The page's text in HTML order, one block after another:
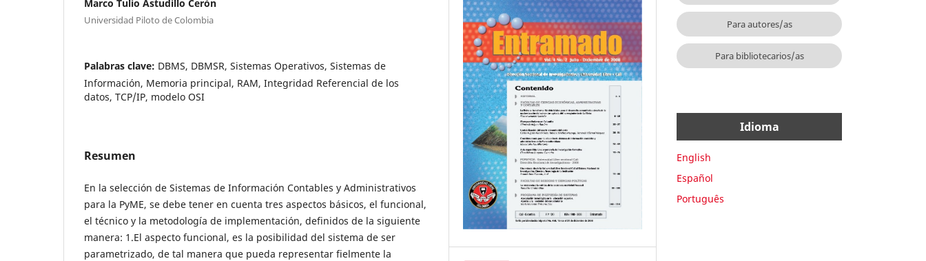
Marco Tulio Astudillo Cerón
Universidad Piloto de Colombia
Palabras clave: DBMS, DBMSR, Sistemas Operativos, Sistemas de
Información, Memoria principal, RAM, Integridad Referencial de los
datos, TCP/IP, modelo OSI
Resumen
En la selección de Sistemas de Información Contables y Administrativos
para la PyME, se debe tener en cuenta tres aspectos básicos, el funcional,
el técnico y la metodología de implementación, definidos de la siguiente
manera: 1.El aspecto funcional, es la posibilidad del sistema de ser
parametrizado, de tal manera que pueda representar fielmente la
Para autores/as
Para bibliotecarios/as
Idioma
English
Español
Português